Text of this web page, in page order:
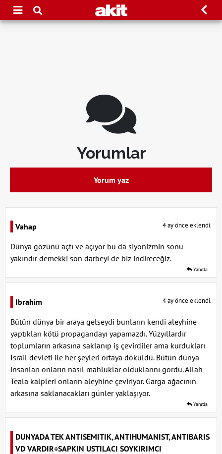
Yorumlar
Yorum yaz
Vahap 4 ay önce eklendi.
Dünya gözünü açtı ve açıyor bu da siyonizmin sonu
yakındır demekki son darbeyi de biz indireceğiz.
Yanıtla
Ibrahim 4 ay önce eklendi.
Bütün dünya bir araya gelseydi bunların kendi aleyhine
yaptıkları kötü propagandayı yapamazdı. Yüzyıllardır
toplumların arkasına saklanıp iş çevirdiler ama kurdukları
İsrail devleti ile her şeyleri ortaya döküldü. Bütün dünya
insanları onların nasıl mahluklar olduklarını gördü. Allah
Teala kalpleri onların aleyhine çeviriyor. Garga ağacının
arkasına saklanacakları günler yaklaşıyor.
Yanıtla
DUNYADA TEK ANTISEMITIK, ANTIHUMANIST, ANTIBARIS
VD VARDIR÷SAPKIN USTILACI SOYKIRIMCI